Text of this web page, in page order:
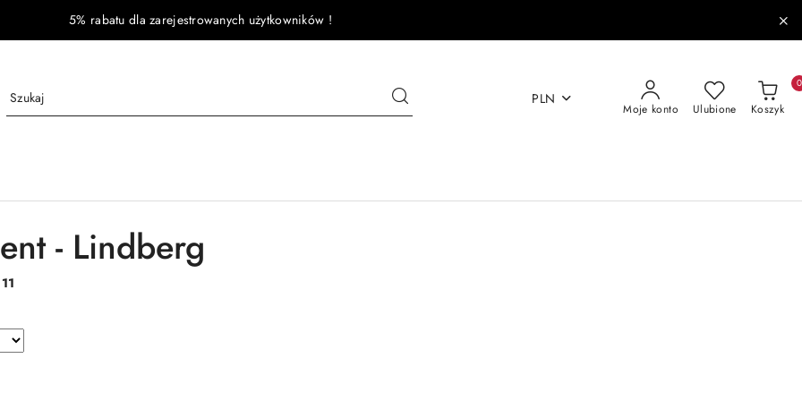
5% rabatu dla zarejestrowanych użytkowników !
PLN
Moje konto Ulubione Koszyk
0
- Lindberg
11